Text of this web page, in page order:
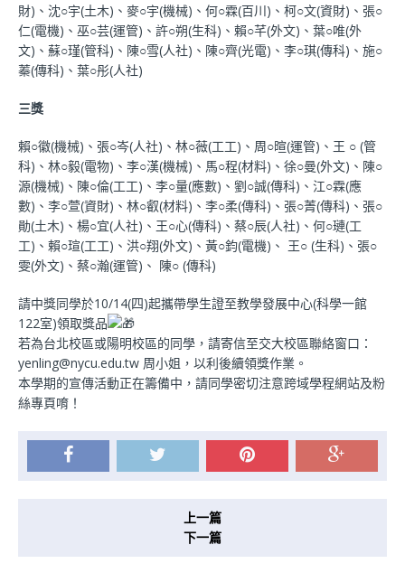
財)、沈○宇(土木)、麥○宇(機械)、何○霖(百川)、柯○文(資財)、張○
仁(電機)、巫○芸(運管)、許○朔(生科)、 賴○芊(外文)、葉○唯(外
文)、蘇○瑾(管科)、陳○雪(人社)、 陳○齊(光電)、李○琪(傳科)、施○
蓁(傳科)、葉○彤(人社)
三獎
賴○徽(機械)、張○岑(人社)、林○薇(工工)、周○暄(運管)、 王 ○ (管
科)、林○毅(電物)、李○漢(機械)、馬○程(材料)、 徐○曼(外文)、陳○
源(機械)、陳○倫(工工)、李○量(應數)、 劉○誠(傳科)、江○霖(應
數)、李○萱(資財)、林○叡(材料)、 李○柔(傳科)、張○菁(傳科)、張○
勛(土木)、楊○宜(人社)、 王○心(傳科)、蔡○辰(人社)、何○璉(工
工)、賴○瑄(工工)、 洪○翔(外文)、黃○鈞(電機)、 王○ (生科)、張○
雯(外文)、 蔡○瀚(運管)、 陳○ (傳科)
請中獎同學於10/14(四)起攜帶學生證至教學發展中心(科學一館
122室)領取獎品
若為台北校區或陽明校區的同學，請寄信至交大校區聯絡窗口：
yenling@nycu.edu.tw 周小姐，以利後續領獎作業。
本學期的宣傳活動正在籌備中，請同學密切注意跨域學程網站及粉
絲專頁唷！
上一篇
下一篇